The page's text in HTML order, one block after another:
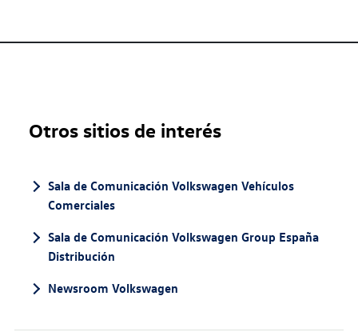
Otros sitios de interés
Sala de Comunicación Volkswagen Vehículos
Comerciales
Sala de Comunicación Volkswagen Group España
Distribución
Newsroom Volkswagen